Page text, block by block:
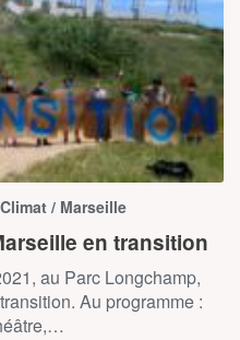
/ Marseille
en transition
au Parc Longchamp,
Au programme :